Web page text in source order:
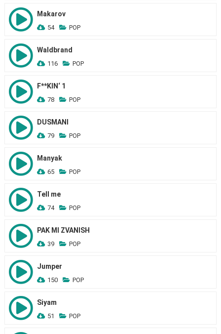
Makarov
54 POP
Waldbrand
116 POP
F**KIN‘ 1
78 POP
DUSMANI
79 POP
Manyak
65 POP
Tell me
74 POP
PAK MI ZVANISH
39 POP
Jumper
150 POP
Siyam
51 POP